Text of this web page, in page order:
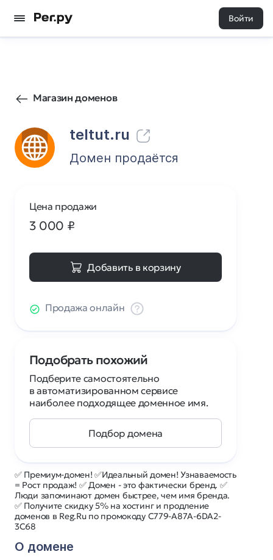
Войти
Магазин доменов
teltut.ru
66 0
Домен продаётся
✅ Премиум-домен! ✅Идеальный домен! Узнаваемость
= Рост продаж! ✅ Домен - это фактически бренд. ✅
Люди запоминают домен быстрее, чем имя бренда.
✅ Получите скидку 5% на хостинг и продление
доменов в Reg.Ru по промокоду C779-A87A-6DA2-
3C68
О домене
Цена продажи
3 000 ₽
Добавить в корзину
Продажа онлайн
Подобрать похожий
Подберите самостоятельно
в автоматизированном сервисе
наиболее подходящее доменное имя.
Подбор домена